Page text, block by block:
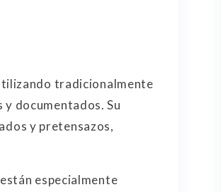
tradicionalmente
documentados. Su
y pretensazos,
especialmente